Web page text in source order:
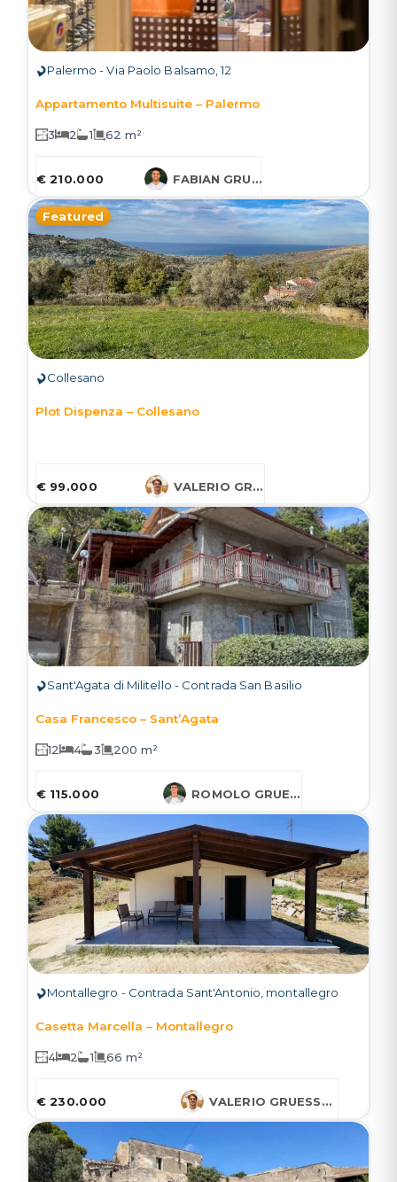
Palermo - Via Paolo Balsamo, 12
Appartamento Multisuite – Palermo
3 2 1 62 m²
€ 210.000 FABIAN GRUESSNER
Featured
Collesano
Plot Dispenza – Collesano
€ 99.000 VALERIO GRUESSNER
Sant'Agata di Militello - Contrada San Basilio
Casa Francesco – Sant’Agata
12 4 3 200 m²
€ 115.000 ROMOLO GRUESSNER
Montallegro - Contrada Sant'Antonio, montallegro
Casetta Marcella – Montallegro
4 2 1 66 m²
€ 230.000 VALERIO GRUESSNER